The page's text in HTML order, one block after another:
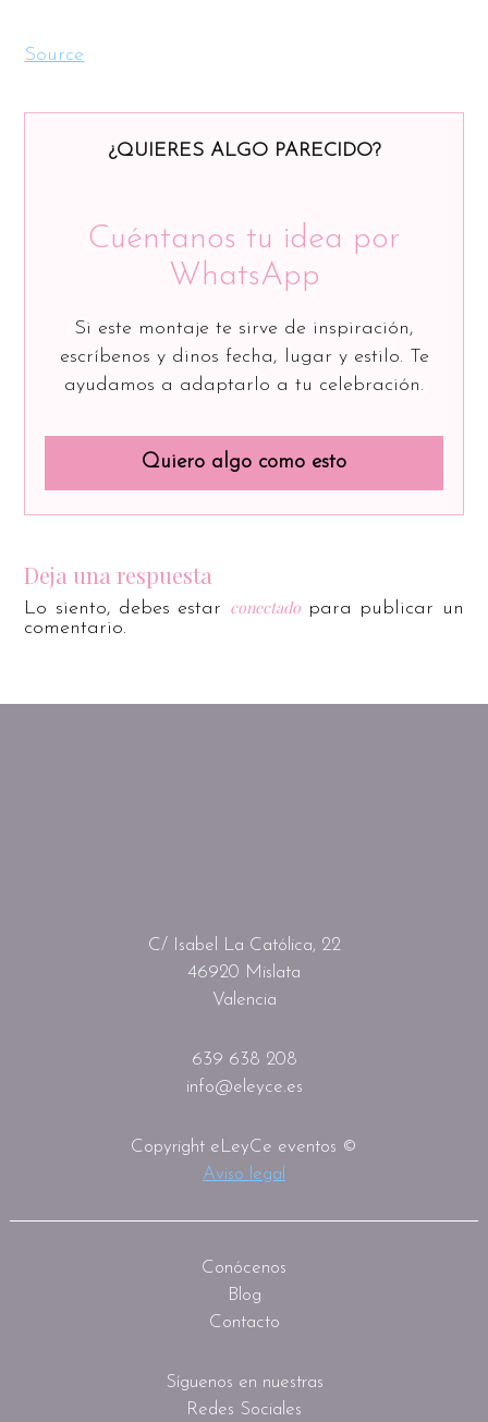
Source
¿QUIERES ALGO PARECIDO?
Cuéntanos tu idea por
WhatsApp
Si este montaje te sirve de inspiración,
escríbenos y dinos fecha, lugar y estilo. Te
ayudamos a adaptarlo a tu celebración.
Quiero algo como esto
Deja una respuesta
Lo siento, debes estar conectadopara publicar un
comentario.
C/ Isabel La Católica, 22
46920 Mislata
Valencia
639 638 208
info@eleyce.es
Copyright eLeyCe eventos ©
Aviso legal
Conócenos
Blog
Contacto
Síguenos en nuestras
Redes Sociales